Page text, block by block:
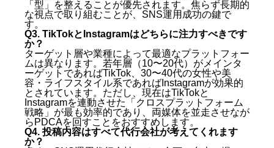
「型」を整えることが優先されます。焦らず長期的
な視点で取り組むことが、SNS運用成功の鍵で
す。
Q3. TikTokとInstagramはどちらに注力すべきです
か？
ターゲット層や業種によって最適なプラットフォー
ムは異なります。若年層（10〜20代）がメインタ
ーゲットであればTikTok、30〜40代の女性や美
容・ライフスタイル系であればInstagramが効果的
とされています。ただし、現在はTikTokと
Instagramを連動させた「クロスプラットフォーム
戦略」が最も効率的であり、両媒体を並走させなが
らPDCAを回すことをおすすめします。
Q4. 投稿内容はすべて代行会社が考えてくれます
か？